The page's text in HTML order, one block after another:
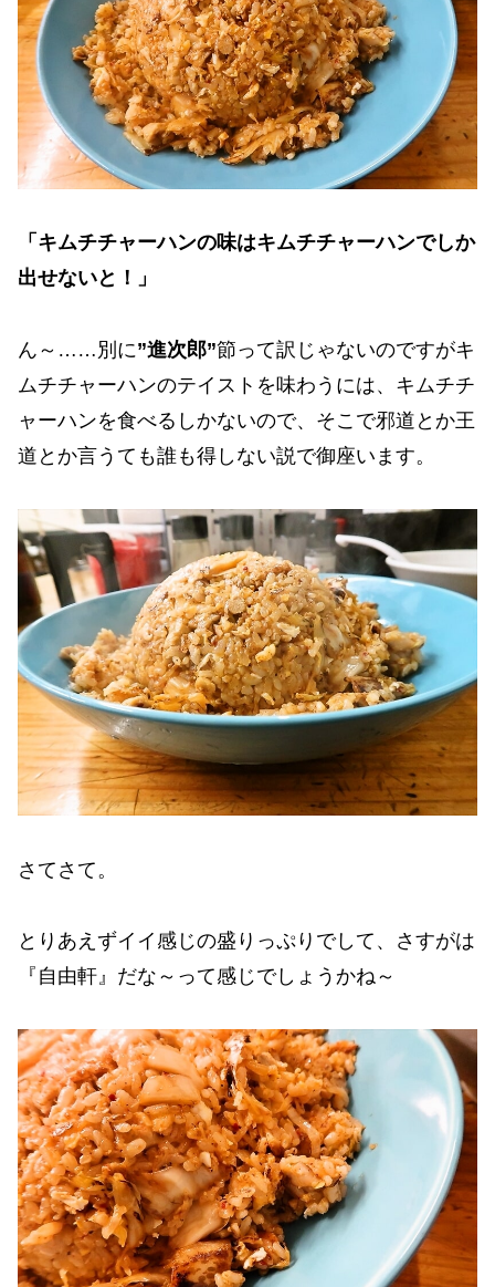
「キムチチャーハンの味はキムチチャーハンでしか
出せないと！」
ん～……別に”進次郎”節って訳じゃないのですがキ
ムチチャーハンのテイストを味わうには、キムチチ
ャーハンを食べるしかないので、そこで邪道とか王
道とか言うても誰も得しない説で御座います。
さてさて。
とりあえずイイ感じの盛りっぷりでして、さすがは
『自由軒』だな～って感じでしょうかね～